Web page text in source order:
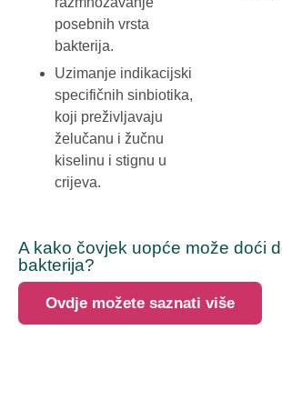
posebnih vrsta
bakterija.
Uzimanje indikacijski
specifičnih sinbiotika,
koji preživljavaju
želučanu i žučnu
kiselinu i stignu u
crijeva.
A kako čovjek uopće može doći
bakterija?
Ovdje možete saznati više